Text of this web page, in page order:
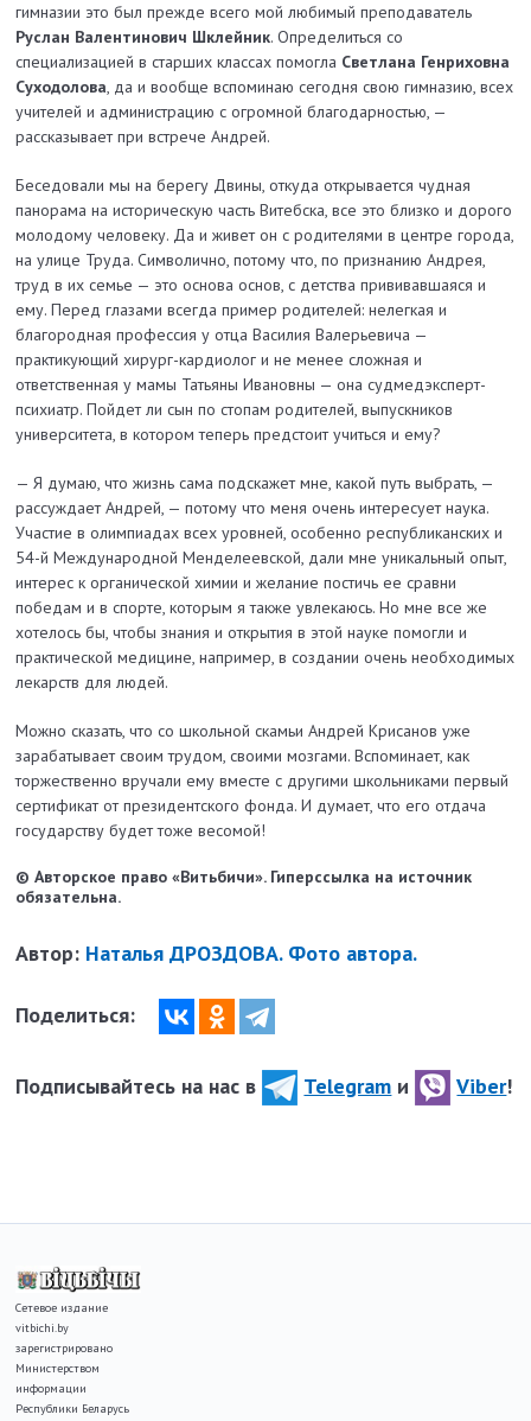
гимназии это был прежде всего мой любимый преподаватель
Руслан Валентинович Шклейник. Определиться со
специализацией в старших классах помогла Светлана Генриховна
Суходолова, да и вообще вспоминаю сегодня свою гимназию, всех
учителей и администрацию с огромной благодарностью, —
рассказывает при встрече Андрей.
Беседовали мы на берегу Двины, откуда открывается чудная
панорама на историческую часть Витебска, все это близко и дорого
молодому человеку. Да и живет он с родителями в центре города,
на улице Труда. Символично, потому что, по признанию Андрея,
труд в их семье — это основа основ, с детства прививавшаяся и
ему. Перед глазами всегда пример родителей: нелегкая и
благородная профессия у отца Василия Валерьевича —
практикующий хирург-кардиолог и не менее сложная и
ответственная у мамы Татьяны Ивановны — она судмедэксперт-
психиатр. Пойдет ли сын по стопам родителей, выпускников
университета, в котором теперь предстоит учиться и ему?
— Я думаю, что жизнь сама подскажет мне, какой путь выбрать, —
рассуждает Андрей, — потому что меня очень интересует наука.
Участие в олимпиадах всех уровней, особенно республиканских и
54-й Международной Менделеевской, дали мне уникальный опыт,
интерес к органической химии и желание постичь ее сравни
победам и в спорте, которым я также увлекаюсь. Но мне все же
хотелось бы, чтобы знания и открытия в этой науке помогли и
практической медицине, например, в создании очень необходимых
лекарств для людей.
Можно сказать, что со школьной скамьи Андрей Крисанов уже
зарабатывает своим трудом, своими мозгами. Вспоминает, как
торжественно вручали ему вместе с другими школьниками первый
сертификат от президентского фонда. И думает, что его отдача
государству будет тоже весомой!
© Авторское право «Витьбичи». Гиперссылка на источник
обязательна.
Автор: Наталья ДРОЗДОВА. Фото автора.
Поделиться:
Подписывайтесь на нас в Telegram и Viber!
Сетевое издание
vitbichi.by
зарегистрировано
Министерством
информации
Республики Беларусь